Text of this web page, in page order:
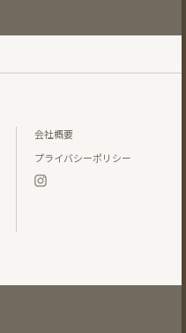
会社概要
プライバシーポリシー